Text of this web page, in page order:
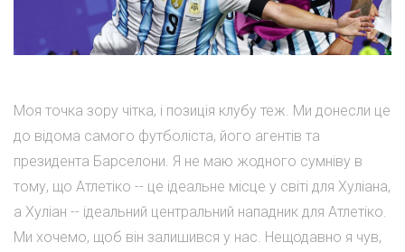
Моя точка зору чітка, і позиція клубу теж. Ми донесли це
до відома самого футболіста, його агентів та
президента Барселони. Я не маю жодного сумніву в
тому, що Атлетіко -- це ідеальне місце у світі для Хуліана,
а Хуліан -- ідеальний центральний нападник для Атлетіко.
Ми хочемо, щоб він залишився у нас. Нещодавно я чув,